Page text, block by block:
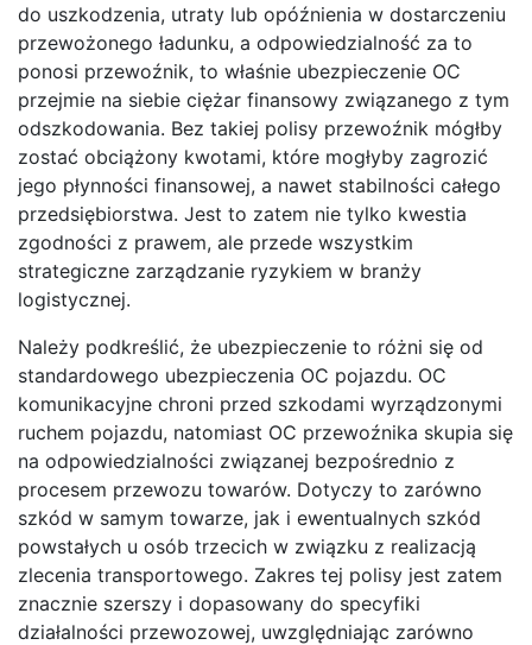
do uszkodzenia, utraty lub opóźnienia w dostarczeniu
przewożonego ładunku, a odpowiedzialność za to
ponosi przewoźnik, to właśnie ubezpieczenie OC
przejmie na siebie ciężar finansowy związanego z tym
odszkodowania. Bez takiej polisy przewoźnik mógłby
zostać obciążony kwotami, które mogłyby zagrozić
jego płynności finansowej, a nawet stabilności całego
przedsiębiorstwa. Jest to zatem nie tylko kwestia
zgodności z prawem, ale przede wszystkim
strategiczne zarządzanie ryzykiem w branży
logistycznej.
Należy podkreślić, że ubezpieczenie to różni się od
standardowego ubezpieczenia OC pojazdu. OC
komunikacyjne chroni przed szkodami wyrządzonymi
ruchem pojazdu, natomiast OC przewoźnika skupia się
na odpowiedzialności związanej bezpośrednio z
procesem przewozu towarów. Dotyczy to zarówno
szkód w samym towarze, jak i ewentualnych szkód
powstałych u osób trzecich w związku z realizacją
zlecenia transportowego. Zakres tej polisy jest zatem
znacznie szerszy i dopasowany do specyfiki
działalności przewozowej, uwzględniając zarówno